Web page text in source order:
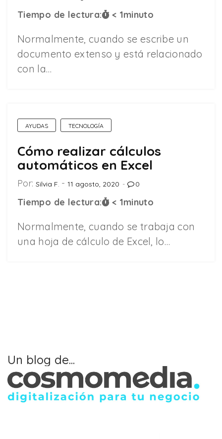
Tiempo de lectura: < 1minuto
Normalmente, cuando se escribe un
documento extenso y está relacionado
con la…
AYUDAS TECNOLOGÍA
Cómo realizar cálculos
automáticos en Excel
Por: Silvia F. 11 agosto, 2020 0
Tiempo de lectura: < 1minuto
Normalmente, cuando se trabaja con
una hoja de cálculo de Excel, lo…
Un blog de...